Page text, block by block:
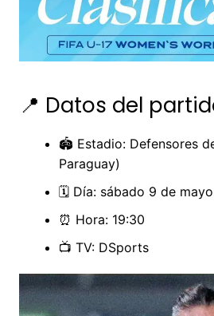
📍 Datos del
🏟️ Estadio: Defensores
Paraguay)
🗓️ Día: sábado 9 de mayo
⏰ Hora: 19:30
📺 TV: DSports